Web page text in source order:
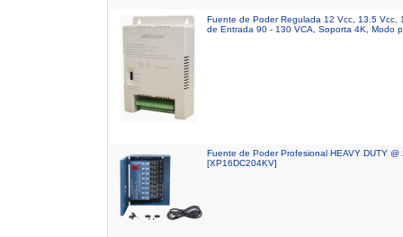
Fuente de Poder Regulada 12 Vcc, 13.5 Vcc,
de Entrada 90 - 130 VCA, Soporta 4K, Modo
Fuente de Poder Profesional HEAVY DUTY
[XP16DC204KV]